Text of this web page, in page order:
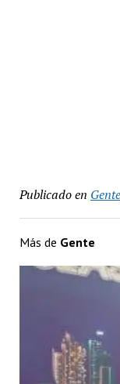
Publicado en Gente
Más de Gente